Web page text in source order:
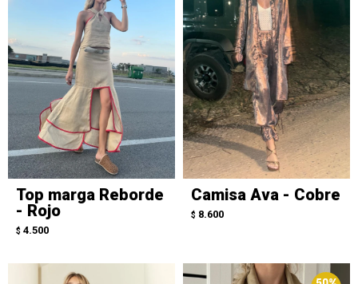
Top marga Reborde
- Rojo
$ 4.500
Camisa Ava - Cobre
$ 8.600